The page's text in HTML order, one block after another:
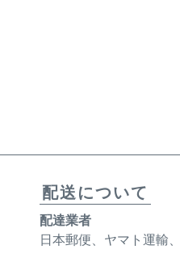
配送について
配達業者
日本郵便、ヤマト運輸